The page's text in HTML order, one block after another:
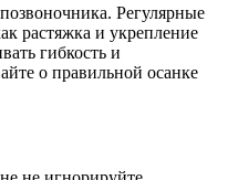
Регулярные
растяжка и укрепление
гибкость и
о правильной осанке